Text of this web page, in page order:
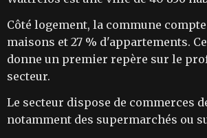
Côté logement, la commune compte
maisons et 27 % d'appartements.
donne un premier repère sur le
secteur.
Le secteur dispose de commerces
notamment des supermarchés ou